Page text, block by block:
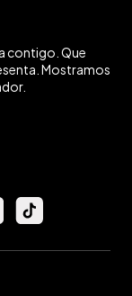
contigo. Que
Mostramos